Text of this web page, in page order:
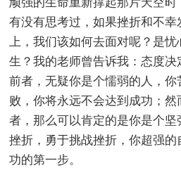
有没有思考过，如果挫折和不
上，我们该如何去面对呢？是忧
生？我的老师曾告诉我：态度
前者，无疑你是个懦弱的人，
败，你将永远不会达到成功；
者，那么可以肯定的是你是个
挫折，勇于挑战挫折，你超强
功的第一步。